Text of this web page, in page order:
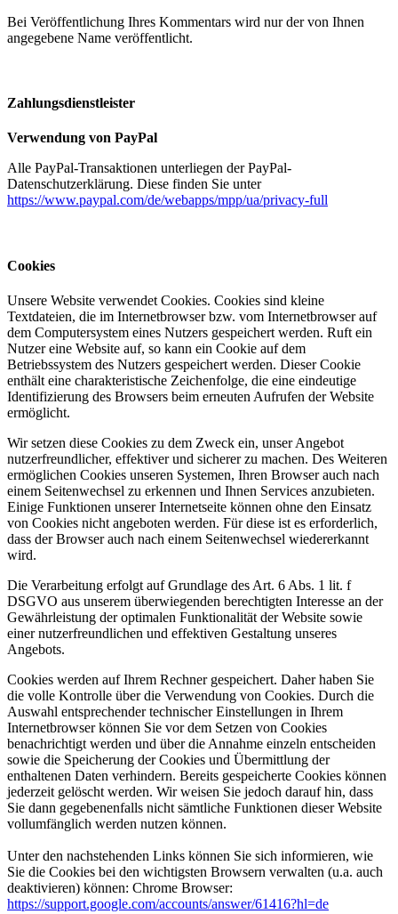
Bei Veröffentlichung Ihres Kommentars wird nur der von Ihnen
angegebene Name veröffentlicht.
Zahlungsdienstleister
Verwendung von PayPal
Alle PayPal-Transaktionen unterliegen der PayPal-
Datenschutzerklärung. Diese finden Sie unter
https://www.paypal.com/de/webapps/mpp/ua/privacy-full
Cookies
Unsere Website verwendet Cookies. Cookies sind kleine
Textdateien, die im Internetbrowser bzw. vom Internetbrowser auf
dem Computersystem eines Nutzers gespeichert werden. Ruft ein
Nutzer eine Website auf, so kann ein Cookie auf dem
Betriebssystem des Nutzers gespeichert werden. Dieser Cookie
enthält eine charakteristische Zeichenfolge, die eine eindeutige
Identifizierung des Browsers beim erneuten Aufrufen der Website
ermöglicht.
Wir setzen diese Cookies zu dem Zweck ein, unser Angebot
nutzerfreundlicher, effektiver und sicherer zu machen. Des Weiteren
ermöglichen Cookies unseren Systemen, Ihren Browser auch nach
einem Seitenwechsel zu erkennen und Ihnen Services anzubieten.
Einige Funktionen unserer Internetseite können ohne den Einsatz
von Cookies nicht angeboten werden. Für diese ist es erforderlich,
dass der Browser auch nach einem Seitenwechsel wiedererkannt
wird.
Die Verarbeitung erfolgt auf Grundlage des Art. 6 Abs. 1 lit. f
DSGVO aus unserem überwiegenden berechtigten Interesse an der
Gewährleistung der optimalen Funktionalität der Website sowie
einer nutzerfreundlichen und effektiven Gestaltung unseres
Angebots.
Cookies werden auf Ihrem Rechner gespeichert. Daher haben Sie
die volle Kontrolle über die Verwendung von Cookies. Durch die
Auswahl entsprechender technischer Einstellungen in Ihrem
Internetbrowser können Sie vor dem Setzen von Cookies
benachrichtigt werden und über die Annahme einzeln entscheiden
sowie die Speicherung der Cookies und Übermittlung der
enthaltenen Daten verhindern. Bereits gespeicherte Cookies können
jederzeit gelöscht werden. Wir weisen Sie jedoch darauf hin, dass
Sie dann gegebenenfalls nicht sämtliche Funktionen dieser Website
vollumfänglich werden nutzen können.
Unter den nachstehenden Links können Sie sich informieren, wie
Sie die Cookies bei den wichtigsten Browsern verwalten (u.a. auch
deaktivieren) können: Chrome Browser:
https://support.google.com/accounts/answer/61416?hl=de